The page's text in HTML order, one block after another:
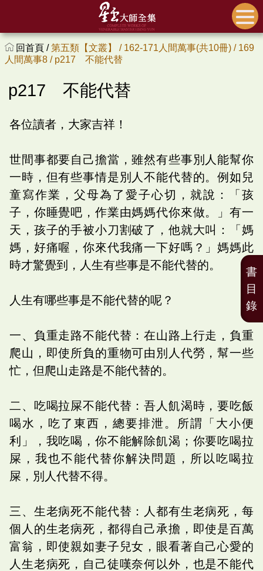
回首頁 /第五類【文叢】 / 162-171人間萬事(共10冊) / 169
人間萬事8 / p217 不能代替
p217 不能代替
各位讀者，大家吉祥！
世間事都要自己擔當，雖然有些事別人能幫你
一時，但有些事情是別人不能代替的。例如兒
童寫作業，父母為了愛子心切，就說：「孩
子，你睡覺吧，作業由媽媽代你來做。」有一
天，孩子的手被小刀割破了，他就大叫：「媽
媽，好痛喔，你來代我痛一下好嗎？」媽媽此
時才驚覺到，人生有些事是不能代替的。
人生有哪些事是不能代替的呢？
一、負重走路不能代替：在山路上行走，負重
爬山，即使所負的重物可由別人代勞，幫一些
忙，但爬山走路是不能代替的。
二、吃喝拉屎不能代替：吾人飢渴時，要吃飯
喝水，吃了東西，總要排泄。所謂「大小便
利」，我吃喝，你不能解除飢渴；你要吃喝拉
屎，我也不能代替你解決問題，所以吃喝拉
屎，別人代替不得。
三、生老病死不能代替：人都有生老病死，每
個人的生老病死，都得自己承擔，即使是百萬
富翁，即使親如妻子兒女，眼看著自己心愛的
人生老病死，自己徒嘆奈何以外，也是不能代
書
目
錄